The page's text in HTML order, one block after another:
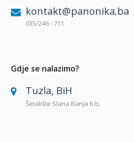
kontakt@panonika.ba
035/246 - 711
Gdje se nalazimo?
Tuzla, BiH
Šetalište Slana Banja b.b.